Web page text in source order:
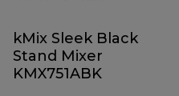
kMix Sleek Black
Stand Mixer
KMX751ABK